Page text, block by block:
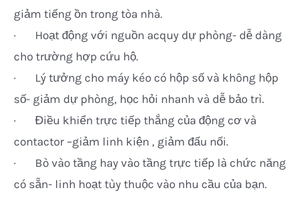
giảm tiếng ồn trong tòa nhà.
· Hoạt động với nguồn acquy dự phòng- dễ dàng
cho trường hợp cứu hộ.
· Lý tưởng cho máy kéo có hộp số và không hộp
số- giảm dự phòng, học hỏi nhanh và dễ bảo trì.
· Điều khiển trực tiếp thắng của động cơ và
contactor –giảm linh kiện , giảm đấu nối.
· Bò vào tầng hay vào tầng trực tiếp là chức năng
có sẵn- linh hoạt tùy thuộc vào nhu cầu của bạn.